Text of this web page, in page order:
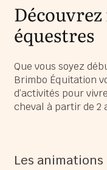
équestres
Que vous soyez
Brimbo Équitation
d’activités pour
cheval à partir de 2
Les animations